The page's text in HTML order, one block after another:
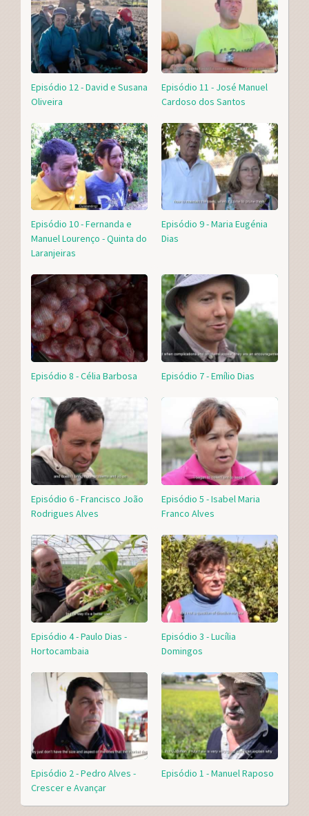
Episódio 12 - David e Susana
Oliveira
Episódio 11 - José Manuel
Cardoso dos Santos
Episódio 10 - Fernanda e
Manuel Lourenço - Quinta do
Laranjeiras
Episódio 9 - Maria Eugénia
Dias
Episódio 8 - Célia Barbosa Episódio 7 - Emílio Dias
Episódio 6 - Francisco João
Rodrigues Alves
Episódio 5 - Isabel Maria
Franco Alves
Episódio 4 - Paulo Dias -
Hortocambaia
Episódio 3 - Lucília
Domingos
Episódio 2 - Pedro Alves -
Crescer e Avançar
Episódio 1 - Manuel Raposo